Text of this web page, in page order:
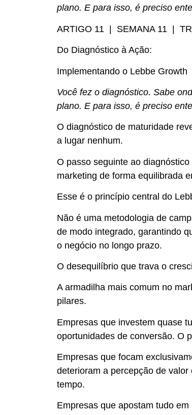
plano. E para isso, é preciso
ARTIGO 11 | SEMANA 11 |
Do Diagnóstico à Ação:
Implementando o Lebbe Growth
Você fez o diagnóstico. Sabe
plano. E para isso, é preciso
O diagnóstico de maturidade
a lugar nenhum.
O passo seguinte ao
marketing de forma equilibrada
Esse é o princípio central do
Não é uma metodologia de
de modo integrado, garantindo
o negócio no longo prazo.
O desequilíbrio que trava o
A armadilha mais comum no
pilares.
Empresas que investem quase
oportunidades de conversão. O
Empresas que focam
deterioram a percepção de
tempo.
Empresas que apostam tudo